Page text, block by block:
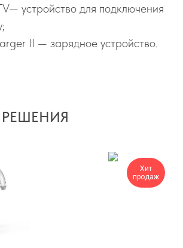
устройство для подключения
II — зарядное устройство.
Хит
продаж